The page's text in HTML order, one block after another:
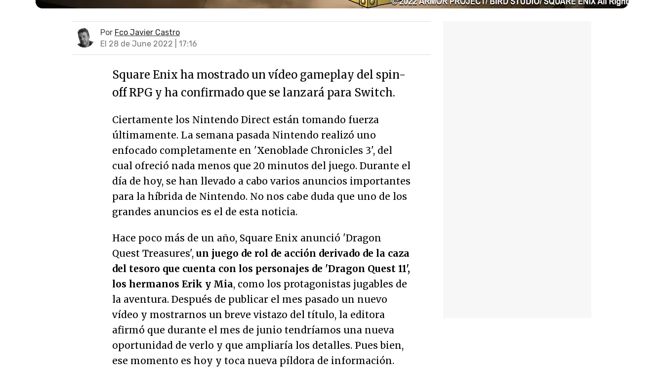
Por Fco Javier Castro
El 28 de June 2022 | 17:16
Square Enix ha mostrado un vídeo gameplay del spin-
off RPG y ha confirmado que se lanzará para Switch.
Ciertamente los Nintendo Direct están tomando fuerza
últimamente. La semana pasada Nintendo realizó uno
enfocado completamente en 'Xenoblade Chronicles 3', del
cual ofreció nada menos que 20 minutos del juego. Durante el
día de hoy, se han llevado a cabo varios anuncios importantes
para la híbrida de Nintendo. No nos cabe duda que uno de los
grandes anuncios es el de esta noticia.
Hace poco más de un año, Square Enix anunció 'Dragon
Quest Treasures', un juego de rol de acción derivado de la caza
del tesoro que cuenta con los personajes de 'Dragon Quest 11',
los hermanos Erik y Mia, como los protagonistas jugables de
la aventura. Después de publicar el mes pasado un nuevo
vídeo y mostrarnos un breve vistazo del título, la editora
afirmó que durante el mes de junio tendríamos una nueva
oportunidad de verlo y que ampliaría los detalles. Pues bien,
ese momento es hoy y toca nueva píldora de información.